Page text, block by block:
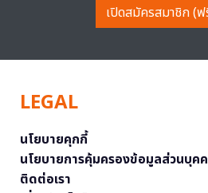
เปิดสมัครสมาชิก (ฟ
LEGAL
นโยบายคุกกี้
นโยบายการคุ้มครองข้อมูลส่วนบุค
ติดต่อเรา